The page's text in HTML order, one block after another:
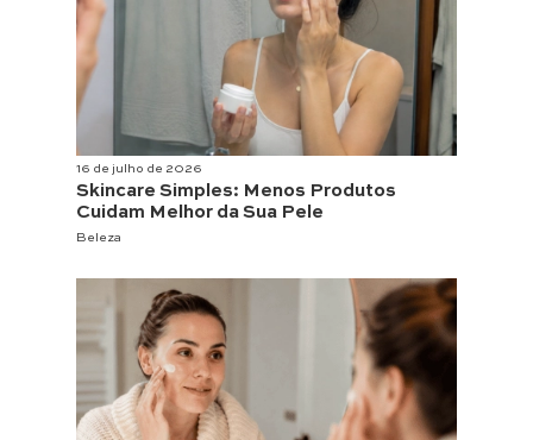
16 de julho de 2026
Skincare Simples: Menos Produtos
Cuidam Melhor da Sua Pele
Beleza